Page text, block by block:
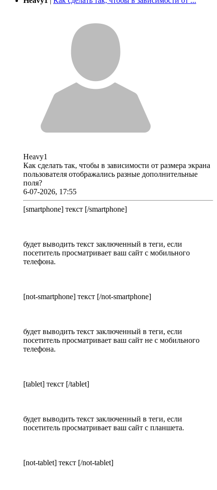
Heavy1
Как сделать так, чтобы в зависимости от размера экрана
пользователя отображались разные дополнительные
поля?
6-07-2026, 17:55
[smartphone] текст [/smartphone]
будет выводить текст заключенный в теги, если
посетитель просматривает ваш сайт с мобильного
телефона.
[not-smartphone] текст [/not-smartphone]
будет выводить текст заключенный в теги, если
посетитель просматривает ваш сайт не с мобильного
телефона.
[tablet] текст [/tablet]
будет выводить текст заключенный в теги, если
посетитель просматривает ваш сайт с планшета.
[not-tablet] текст [/not-tablet]